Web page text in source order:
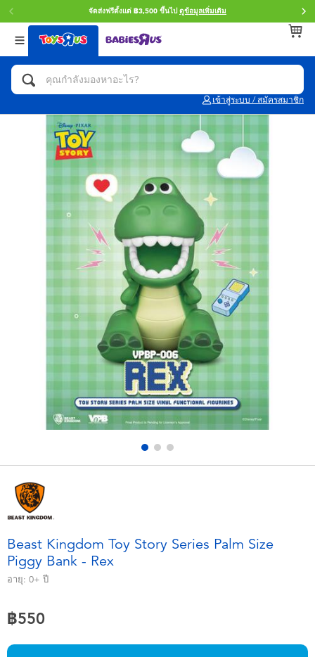
จัดส่งฟรีตั้งแต่ ฿3,500 ขึ้นไป ดูข้อมูลเพิ่มเติม
เข้าสู่ระบบ / สมัครสมาชิก
กลับ
หมวดหมู่
แอคชั่นฟิกเกอร์ และการสวมบทบาทเป็นฮีโร่
จักรยาน สกู๊ตเตอร์ และรถขาไถ
ตัวต่อและ LEGO
รถของเล่น, รถบรรทุกของเล่น, รถไฟของเล่น
และรีโมทบังคับ
กิจกรรมและงานคราฟท์
ตุ๊กตาและของสะสม
อุปกรณ์อิเล็คทรอนิกส์
เกมและพัซเซิล
ของเล่นเพื่อการเรียนรู้
กิจกรรมกลางแจ้งและกีฬา
อุปกรณ์แต่งตัวและการสวมบทบาท
ของเล่นนุ่มนิ่ม
ของเล่นสำหรับเด็กทารกและวัยหัดเดิน
กลับ
แบรนด์
Toy Story ทอย สตอรี่
Super Mario ซูเปอร์ มาริโอ้
Star Wars
LEGOเลโก้
Blokees บล็อคคีส์
Zuru ซูรู
X-Shot
Barbie บาร์บี้
Hot Wheels ฮ็อตวีลส์
กลับ
Age
0~2 ปี
3~4 ปี
5~7 ปี
8~11 ปี
12~14 ปี
14+ ปี
Beast Kingdom Toy Story Series Palm Size
Piggy Bank - Rex
อายุ: 0+ ปี
฿550